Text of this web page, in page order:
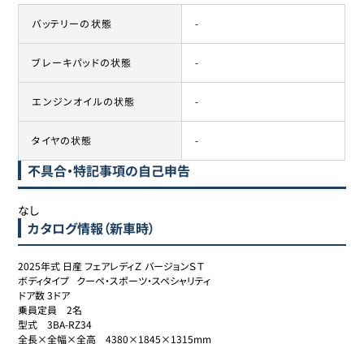
バッテリーの状態 -
ブレーキパッドの状態 -
エンジンオイルの状態 -
タイヤの状態 -
不具合・特記事項の自己申告
なし
カタログ情報（新車時）
2025年式 日産 フェアレディＺ バージョンＳＴ
ボディタイプ	クーペ・スポーツ・スペシャリティ
ドア数	3ドア
乗員定員	2名
型式	3BA-RZ34
全長×全幅×全高	4380×1845×1315mm